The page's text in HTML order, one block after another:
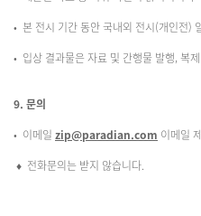
• 본 전시 기간 동안 국내외 전시(개인전)
• 입상 결과물은 자료 및 간행물 발행, 복
9. 문의
• 이메일 zip@paradian.com 이메일
♦ 전화문의는 받지 않습니다.